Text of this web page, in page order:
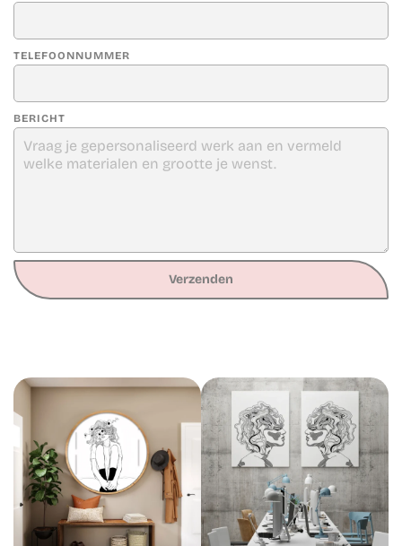
TELEFOONNUMMER
BERICHT
Verzenden